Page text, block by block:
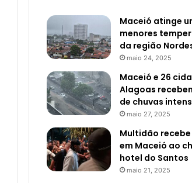
Maceió atinge
menores
da região
maio 24, 2025
Maceió e 26
Alagoas
de chuvas
maio 27, 2025
Multidão recebe
em Maceió ao
hotel do Santos
maio 21, 2025